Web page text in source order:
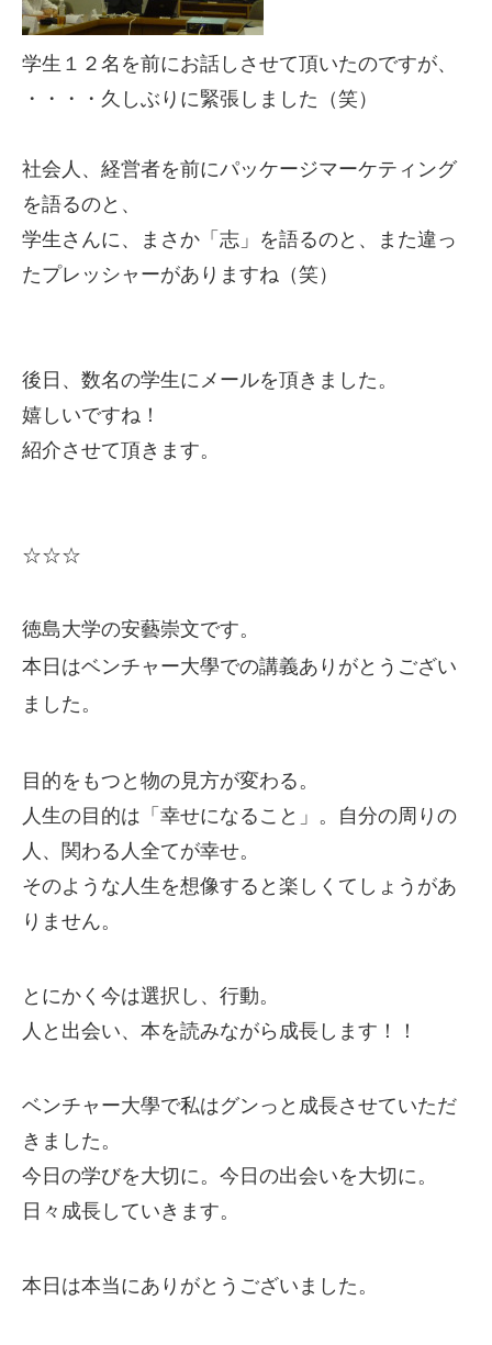
学生１２名を前にお話しさせて頂いたのですが、
・・・・久しぶりに緊張しました（笑）
社会人、経営者を前にパッケージマーケティング
を語るのと、
学生さんに、まさか「志」を語るのと、また違っ
たプレッシャーがありますね（笑）
後日、数名の学生にメールを頂きました。
嬉しいですね！
紹介させて頂きます。
☆☆☆
徳島大学の安藝崇文です。
本日はベンチャー大學での講義ありがとうござい
ました。
目的をもつと物の見方が変わる。
人生の目的は「幸せになること」。自分の周りの
人、関わる人全てが幸せ。
そのような人生を想像すると楽しくてしょうがあ
りません。
とにかく今は選択し、行動。
人と出会い、本を読みながら成長します！！
ベンチャー大學で私はグンっと成長させていただ
きました。
今日の学びを大切に。今日の出会いを大切に。
日々成長していきます。
本日は本当にありがとうございました。